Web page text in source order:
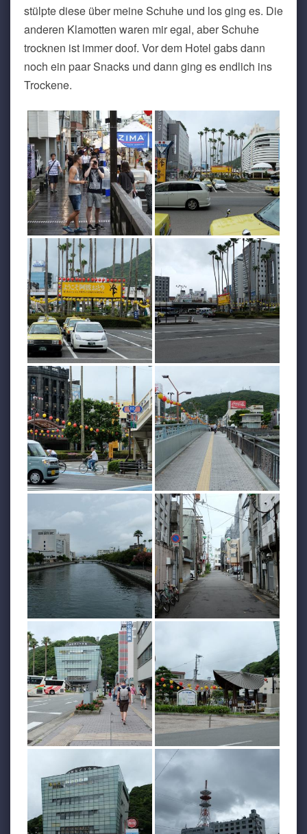
stülpte diese über meine Schuhe und los ging es. Die
anderen Klamotten waren mir egal, aber Schuhe
trocknen ist immer doof. Vor dem Hotel gabs dann
noch ein paar Snacks und dann ging es endlich ins
Trockene.